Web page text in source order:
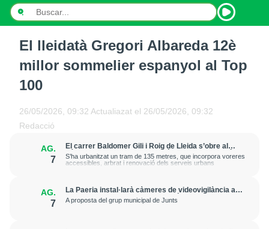
ESPORTS
El lleidatà Gregori Albareda 12è
millor sommelier espanyol al Top
100
26/05/2026, 09:32 Actualiazat el 26/05/2026, 09:32
Redacció
AG.
7
El carrer Baldomer Gili i Roig de Lleida s’obre al
trànsit per millorar la connexió entre Ciutat Jardí i
l’entorn de Rovira Roure
S’ha urbanitzat un tram de 135 metres, que incorpora voreres
accessibles, arbrat i renovació dels serveis urbans
AG.
7
La Paeria instal·larà càmeres de videovigilància a
la plaça Edil Saturnino, a l'estació
A proposta del grup municipal de Junts